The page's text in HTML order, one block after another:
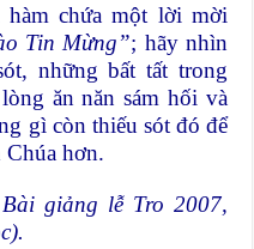
chứa một lời mời
Tin Mừng”; hãy nhìn
những bất tất trong
ăn năn sám hối và
gì còn thiếu sót đó để
hơn.
giảng lễ Tro 2007,